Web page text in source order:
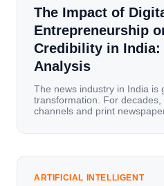
The Impact of
Entrepreneurship
Credibility in India:
Analysis
The news industry in India is
transformation. For
channels and print
mobile data, affordable
has become a mobile-first
ARTIFICIAL INTELLIGENT